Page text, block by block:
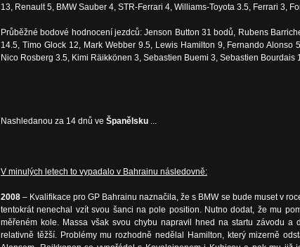
13, Renault 5, BMW Sauber 4, STR-Ferrari 4, Williams-Toyota 3.5, Ferrari 3,
Průběžné bodové hodnocení jezdců: Jenson Button 31 bodů, Rubens
14.5, Timo Glock 12, Mark Webber 9.5, Lewis Hamilton 9, Fernando
Nico Rosberg 3.5, Kimi Räikkönen 3, Sebastien Buemi 3, Sebastien Bourdais
Nashledanou za 14 dnů ve Španělsku ...
V minulých letech to vypadalo v Bahrainu následovně:
2008 – Kvalifikace pro GP Bahrainu naznačila, že s BMW se bude muset v
tentokrát nenechal vzít svou šanci na pole position. Nutno dodat, že mu
měřeném kole. Massa však svou chybu napravil hned na startu závodu a
relativně těžší. Problémy mu rozhodně nedělal Hamilton, který mizerně